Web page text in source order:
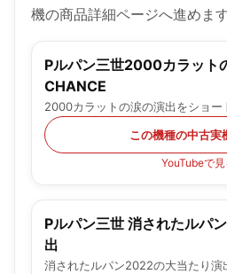
機の商品詳細ページへ進めます
Pルパン三世2000カラット
CHANCE
2000カラットの涙の演出をショー
この機種の中古実
YouTubeで見
Pルパン三世 消されたルパ
出
消されたルパン2022の大当たり演